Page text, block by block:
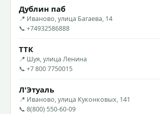
Дублин паб
📍 Иваново, улица Багаева, 14
📞 +74932586888
ТТК
📍 Шуя, улица Ленина
📞 +7 800 7750015
Л'Этуаль
📍 Иваново, улица Куконковых, 141
📞 8(800) 550-60-09